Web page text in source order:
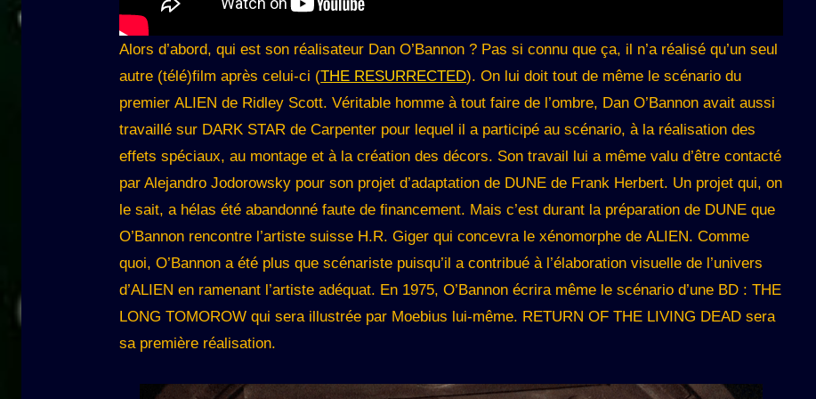
Alors d’abord, qui est son réalisateur Dan O’Bannon ? Pas si connu que ça, il n’a réalisé qu’un seul
autre (télé)film après celui-ci (THE RESURRECTED). On lui doit tout de même le scénario du
premier ALIEN de Ridley Scott. Véritable homme à tout faire de l’ombre, Dan O’Bannon avait aussi
travaillé sur DARK STAR de Carpenter pour lequel il a participé au scénario, à la réalisation des
effets spéciaux, au montage et à la création des décors. Son travail lui a même valu d’être contacté
par Alejandro Jodorowsky pour son projet d’adaptation de DUNE de Frank Herbert. Un projet qui, on
le sait, a hélas été abandonné faute de financement. Mais c’est durant la préparation de DUNE que
O’Bannon rencontre l’artiste suisse H.R. Giger qui concevra le xénomorphe de ALIEN. Comme
quoi, O’Bannon a été plus que scénariste puisqu’il a contribué à l’élaboration visuelle de l’univers
d’ALIEN en ramenant l’artiste adéquat. En 1975, O’Bannon écrira même le scénario d’une BD : THE
LONG TOMOROW qui sera illustrée par Moebius lui-même. RETURN OF THE LIVING DEAD sera
sa première réalisation.